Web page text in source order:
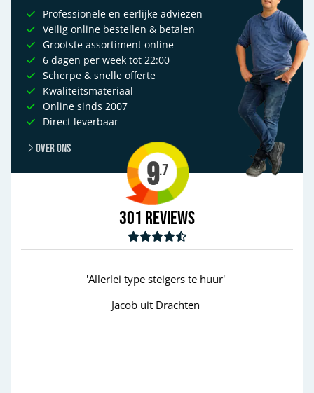
Professionele en eerlijke adviezen
Veilig online bestellen & betalen
Grootste assortiment online
6 dagen per week tot 22:00
Scherpe & snelle offerte
Kwaliteitsmateriaal
Online sinds 2007
Direct leverbaar
Over ons
9.7
301 Reviews
'goed'
Wim uit Aalten